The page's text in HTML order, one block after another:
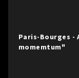
Paris-Bourges -
momemtum"